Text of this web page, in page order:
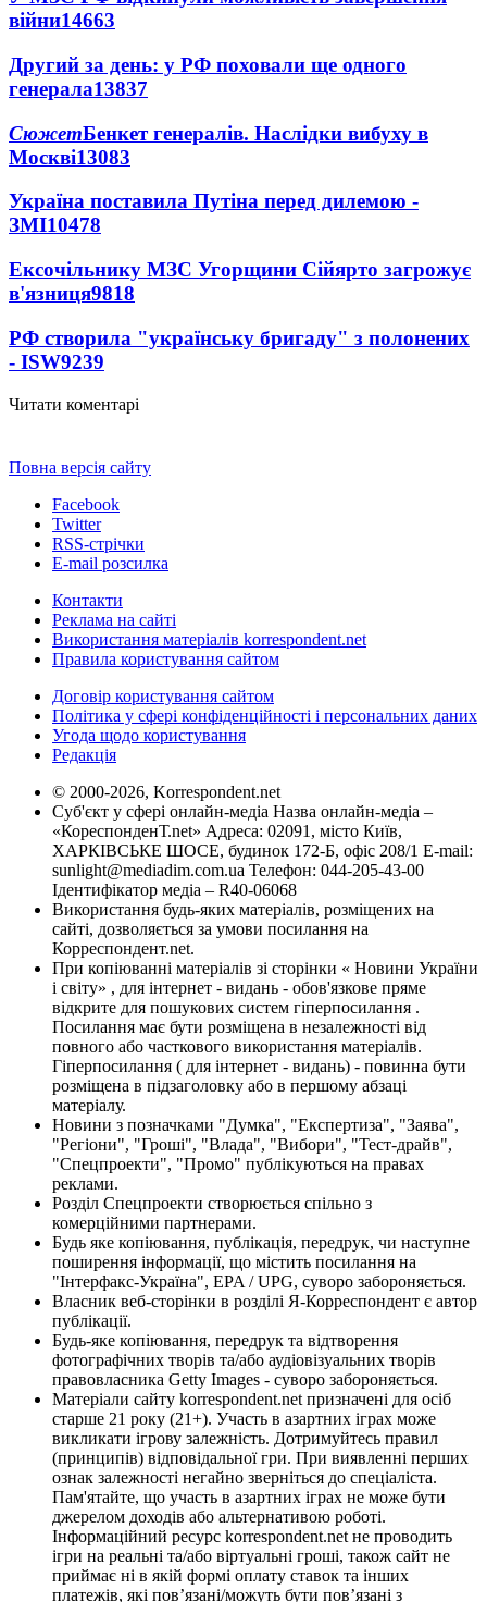
війни14663
Другий за день: у РФ поховали ще одного
генерала13837
СюжетБенкет генералів. Наслідки вибуху в
Москві13083
Україна поставила Путіна перед дилемою -
ЗМІ10478
Ексочільнику МЗС Угорщини Сійярто загрожує
в'язниця9818
РФ створила "українську бригаду" з полонених
- ISW9239
Читати коментарі
Повна версія сайту
Facebook
Twitter
RSS-стрічки
E-mail розсилка
Контакти
Реклама на сайті
Використання матеріалів korrespondent.net
Правила користування сайтом
Договір користування сайтом
Політика у сфері конфіденційності і персональних даних
Угода щодо користування
Редакція
© 2000-2026, Korrespondent.net
Суб'єкт у сфері онлайн-медіа Назва онлайн-медіа –
«КореспонденТ.net» Адреса: 02091, місто Київ,
ХАРКІВСЬКЕ ШОСЕ, будинок 172-Б, офіс 208/1 E-mail:
sunlight@mediadim.com.ua Телефон: 044-205-43-00
Ідентифікатор медіа – R40-06068
Використання будь-яких матеріалів, розміщених на
сайті, дозволяється за умови посилання на
Корреспондент.net.
При копіюванні матеріалів зі сторінки « Новини України
і світу» , для інтернет - видань - обов'язкове пряме
відкрите для пошукових систем гіперпосилання .
Посилання має бути розміщена в незалежності від
повного або часткового використання матеріалів.
Гіперпосилання ( для інтернет - видань) - повинна бути
розміщена в підзаголовку або в першому абзаці
матеріалу.
Новини з позначками "Думка", "Експертиза", "Заява",
"Регіони", "Гроші", "Влада", "Вибори", "Тест-драйв",
"Спецпроекти", "Промо" публікуються на правах
реклами.
Розділ Спецпроекти створюється спільно з
комерційними партнерами.
Будь яке копіювання, публікація, передрук, чи наступне
поширення інформації, що містить посилання на
"Інтерфакс-Україна", EPA / UPG, суворо забороняється.
Власник веб-сторінки в розділі Я-Корреспондент є автор
публікації.
Будь-яке копіювання, передрук та відтворення
фотографічних творів та/або аудіовізуальних творів
правовласника Getty Images - суворо забороняється.
Матеріали сайту korrespondent.net призначені для осіб
старше 21 року (21+). Участь в азартних іграх може
викликати ігрову залежність. Дотримуйтесь правил
(принципів) відповідальної гри. При виявленні перших
ознак залежності негайно зверніться до спеціаліста.
Пам'ятайте, що участь в азартних іграх не може бути
джерелом доходів або альтернативою роботі.
Інформаційний ресурс korrespondent.net не проводить
ігри на реальні та/або віртуальні гроші, також сайт не
приймає ні в якій формі оплату ставок та інших
платежів, які пов’язані/можуть бути пов’язані з